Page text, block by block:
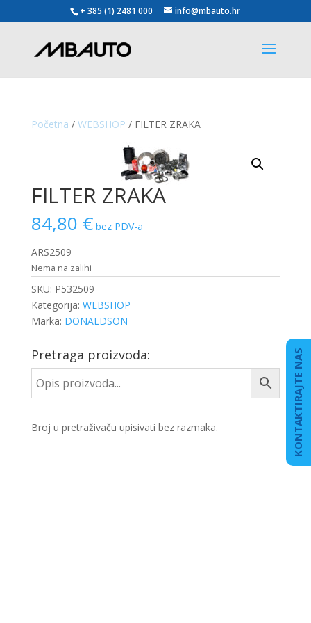
+ 385 (1) 2481 000 info@mbauto.hr
Početna / WEBSHOP / FILTER ZRAKA
FILTER ZRAKA
84,80 € bez PDV-a
ARS2509
Nema na zalihi
SKU: P532509
Kategorija: WEBSHOP
Marka: DONALDSON
Pretraga proizvoda:
Broj u pretraživaču upisivati bez razmaka. KONTAKTIRAJTE NAS